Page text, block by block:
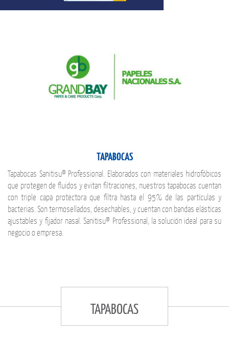
TAPABOCAS
Tapabocas Sanitisu® Professional. Elaborados con materiales hidrofóbicos
que protegen de fluidos y evitan filtraciones, nuestros tapabocas cuentan
con triple capa protectora que filtra hasta el 95% de las partículas y
bacterias. Son termosellados, desechables, y cuentan con bandas elásticas
ajustables y fijador nasal. Sanitisu® Professional, la solución ideal para su
negocio o empresa.
TAPABOCAS